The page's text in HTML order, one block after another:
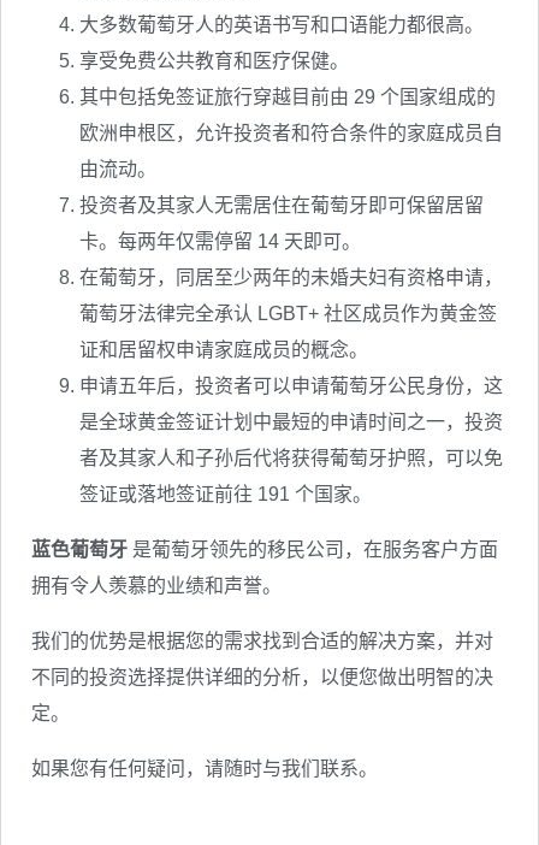
大多数葡萄牙人的英语书写和口语能力都很高。
享受免费公共教育和医疗保健。
其中包括免签证旅行穿越目前由 29 个国家组成的
欧洲申根区，允许投资者和符合条件的家庭成员自
由流动。
投资者及其家人无需居住在葡萄牙即可保留居留
卡。每两年仅需停留 14 天即可。
在葡萄牙，同居至少两年的未婚夫妇有资格申请，
葡萄牙法律完全承认 LGBT+ 社区成员作为黄金签
证和居留权申请家庭成员的概念。
申请五年后，投资者可以申请葡萄牙公民身份，这
是全球黄金签证计划中最短的申请时间之一，投资
者及其家人和子孙后代将获得葡萄牙护照，可以免
签证或落地签证前往 191 个国家。
蓝色葡萄牙 是葡萄牙领先的移民公司，在服务客户方面
拥有令人羡慕的业绩和声誉。
我们的优势是根据您的需求找到合适的解决方案，并对
不同的投资选择提供详细的分析，以便您做出明智的决
定。
如果您有任何疑问，请随时与我们联系。